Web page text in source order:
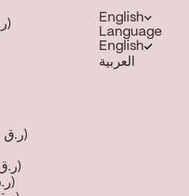
Kyrgyzstan (QAR ر.ق)
Liechtenstein (QAR ر.ق)
Luxembourg (QAR ر.ق)
Macao SAR (QAR ر.ق)
English
Language
English
العربية